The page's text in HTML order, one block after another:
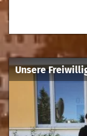
Unsere